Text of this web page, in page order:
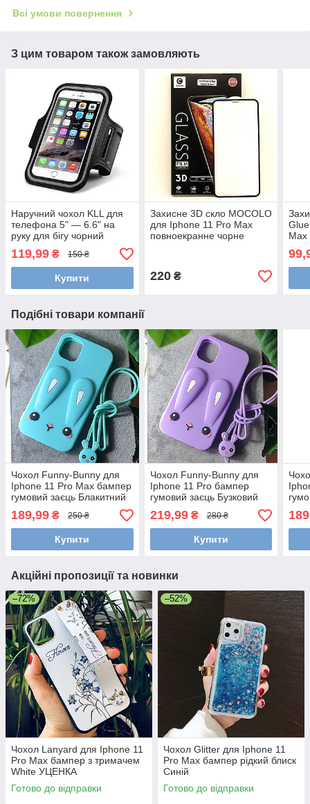
Всі умови повернення
З цим товаром також замовляють
Наручний чохол KLL для
телефона 5" — 6.6" на
руку для бігу чорний
119,99 ₴ 150 ₴
Купити
Захисне 3D скло MOCOLO
для Iphone 11 Pro Max
повноекранне чорне
220₴
Max
Подібні товари компанії
Чохол Funny-Bunny для
Iphone 11 Pro Max бампер
гумовий заєць Блакитний
189,99 ₴ 250 ₴
Купити
Чохол Funny-Bunny для
Iphone 11 Pro бампер
гумовий заєць Бузковий
219,99₴ 280 ₴
Купити
Акційні пропозиції та новинки
–72%
Чохол Lanyard для Iphone 11
Pro Max бампер з тримачем
White УЦЕНКА
Готово до відправки
–52%
Чохол Glitter для Iphone 11
Pro Max бампер рідкий блиск
Синій
Готово до відправки